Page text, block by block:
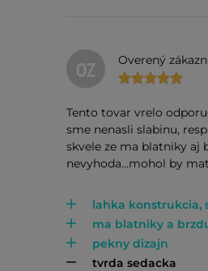
OZ Overený
Tento tovar vrelo
sme nenasli slabinu,
skvele ze ma blatniky aj
nevyhoda...mohol by
lahka konstrukcia,
ma blatniky a
pekny dizajn
tvrda sedacka